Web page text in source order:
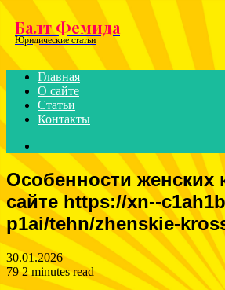
Menu
Балт Фемида
Юридические статьи
Главная
О сайте
Статьи
Контакты
for
Особенности женских
сайте https://xn--
p1ai/tehn/zhenskie-
30.01.2026
792 minutes read